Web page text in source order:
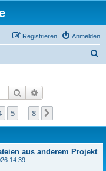
Anmelden
Registrieren
Suche
5 8
aus anderem Projekt
14:39